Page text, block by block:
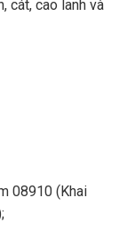
cát, cao lanh và
08910 (Khai